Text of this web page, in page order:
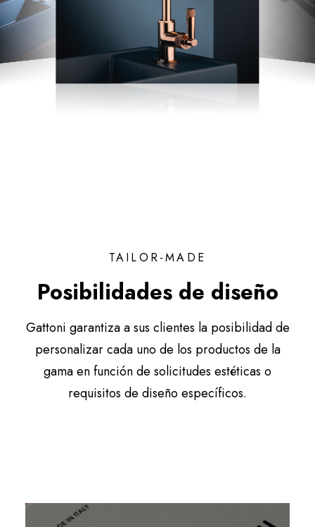
TAILOR-MADE
Posibilidades de diseño
Gattoni garantiza a sus clientes la posibilidad de
personalizar cada uno de los productos de la
gama en función de solicitudes estéticas o
requisitos de diseño específicos.